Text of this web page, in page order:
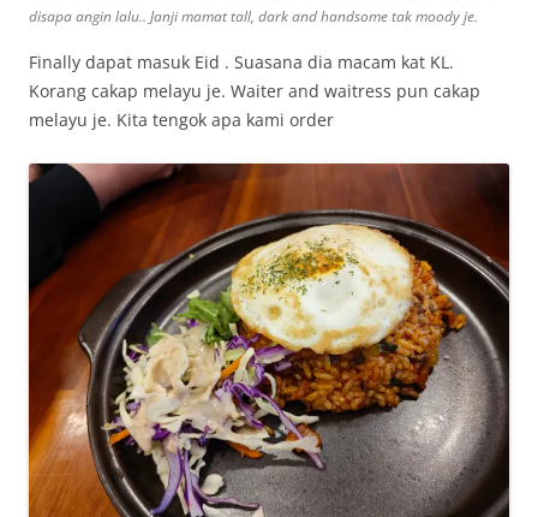
disapa angin lalu.. Janji mamat tall, dark and handsome tak moody je.
Finally dapat masuk Eid . Suasana dia macam kat KL.
Korang cakap melayu je. Waiter and waitress pun cakap
melayu je. Kita tengok apa kami order